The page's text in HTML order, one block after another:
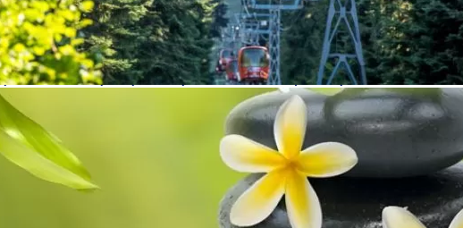
с български шевици софия овча купел,
зала за детски партита
2,зала за партита с кетъринг софия овча купел,зала за репетиции
овча купел,зала за семинари софия овча купел ,зала за събития
занималня за деца овча купел 2 софия,качествена изработка на
носии,препоръчан производител на фолклорни носии,
шоурум за народни носии софия ,препоръчан шоурум за
софия овча купел продажба на народни носии софия овча купел
по народни танци овча купел 2, специализирано
овча купел 2 софия тениски с бродерии на етно бродерии
от тропангелес фолклорен център мило ми е драго ми е
на арт мегдан фолклорни носии на арт мегдан,
шоурум за